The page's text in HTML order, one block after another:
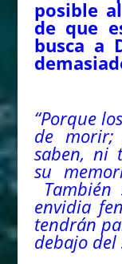
posible
de que
busca a
“Porque
de morir;
saben, ni
su
envidia
tendrán
debajo del